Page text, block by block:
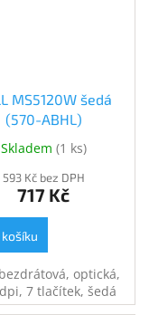
MS5120W šedá
(570-ABHL)
Skladem (1 ks)
593 Kč bez DPH
717 Kč
košíku
optická,
7 tlačítek, šedá